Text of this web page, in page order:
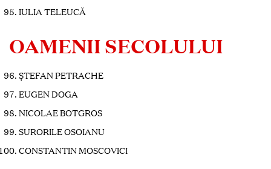
IULIA TELEUCĂ
OAMENII SECOLULUI
ȘTEFAN PETRACHE
EUGEN DOGA
NICOLAE BOTGROS
SURORILE OSOIANU
CONSTANTIN MOSCOVICI